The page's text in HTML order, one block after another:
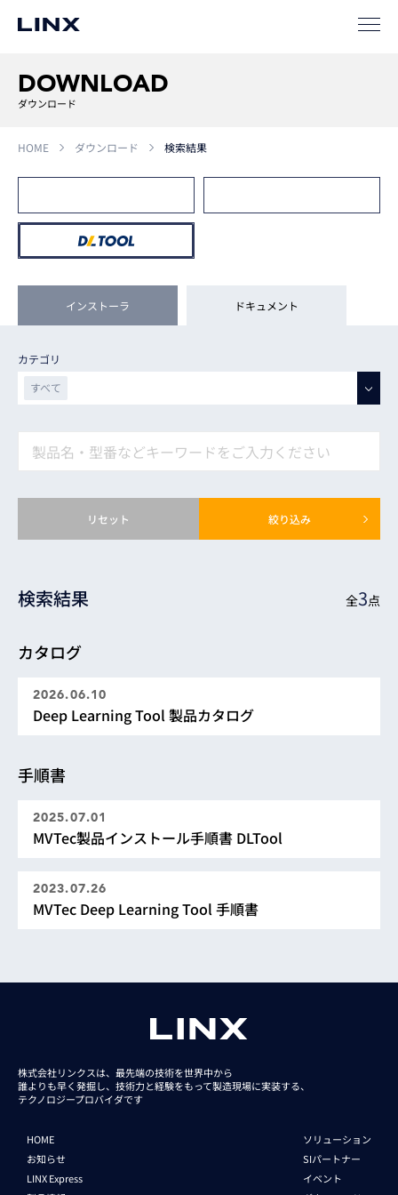
サポート
新卒採用
DOWNLOAD
ダウンロード
HOME ダウンロード 検索結果
インストーラ ドキュメント
カテゴリ
すべて
すべて
リセット 絞り込み
検索結果 全3点
カタログ
2026.06.10
Deep Learning Tool 製品カタログ
手順書
2025.07.01
MVTec製品インストール手順書 DLTool
2023.07.26
MVTec Deep Learning Tool 手順書
株式会社リンクスは、最先端の技術を世界中から
誰よりも早く発掘し、技術力と経験をもって製造現場に実装する、
テクノロジープロバイダです
HOME
お知らせ
LINX Express
ソリューション
SIパートナー
イベント